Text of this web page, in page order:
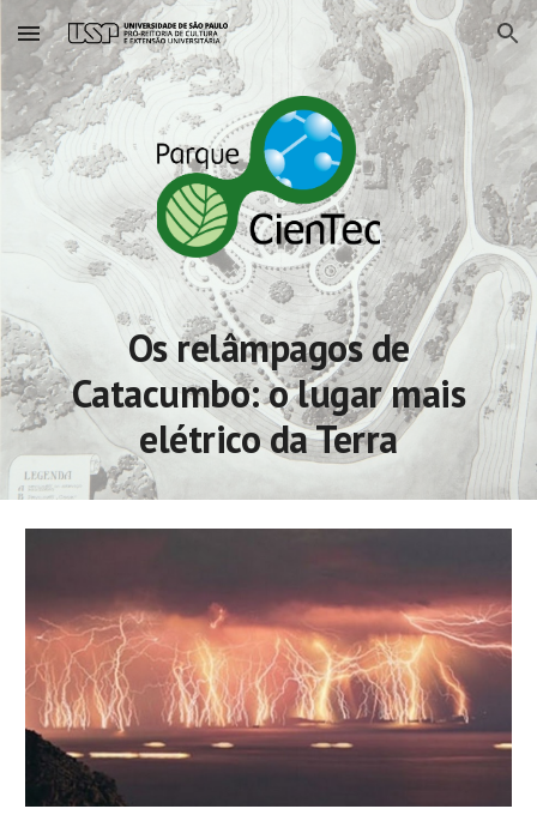
Skip to main content Skip to navigation
Os relâmpagos de
Catacumbo: o lugar mais
elétrico da Terra